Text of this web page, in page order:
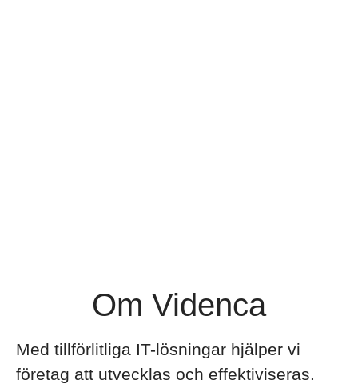
Om Videnca
Med tillförlitliga IT-lösningar hjälper vi
företag att utvecklas och effektiviseras.